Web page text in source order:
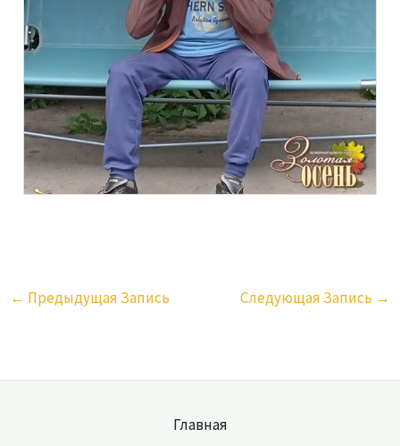
← Предыдущая Запись Следующая Запись →
Главная